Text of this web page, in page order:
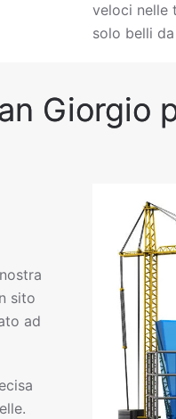
veloci nelle
solo belli
sito
ad